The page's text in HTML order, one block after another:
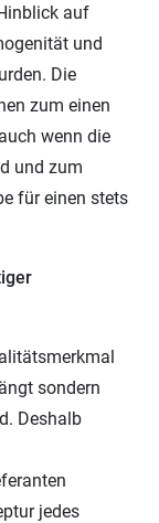
auf
und
Die
zum einen
wenn die
und zum
für einen stets
sondern
Deshalb
jedes